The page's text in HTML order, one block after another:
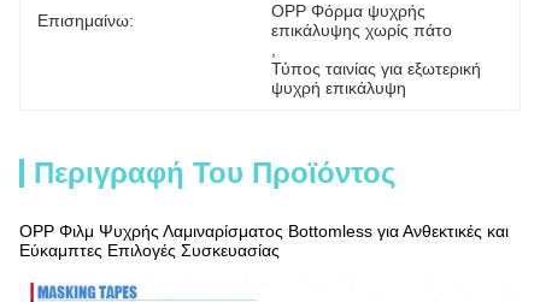
Επισημαίνω:
OPP Φόρμα ψυχρής
επικάλυψης χωρίς πάτο
Τύπος ταινίας για εξωτερική
ψυχρή επικάλυψη
Περιγραφή Του Προϊόντος
OPP Φιλμ Ψυχρής Λαμιναρίσματος Bottomless για Ανθεκτικές και
Εύκαμπτες Επιλογές Συσκευασίας